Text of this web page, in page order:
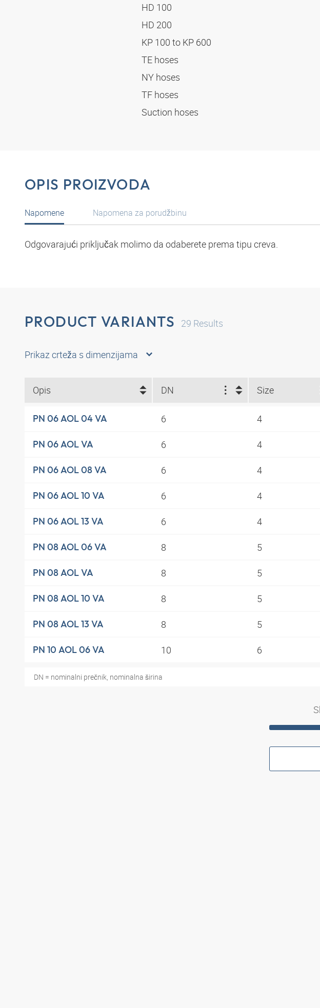
HD 100
HD 200
KP 100 to KP 600
TE hoses
NY hoses
TF hoses
Suction hoses
OPIS PROIZVODA
Napomene
Odgovarajući priključak molimo da odaberete prema tipu creva.
Napomena za porudžbinu
PRODUCT VARIANTS 29 Results
Prikaz crteža s dimenzijama
Opis DN Size
PN 06 AOL 04 VA 6 4
PN 06 AOL VA 6 4
PN 06 AOL 08 VA 6 4
PN 06 AOL 10 VA 6 4
PN 06 AOL 13 VA 6 4
PN 08 AOL 06 VA 8 5
PN 08 AOL VA 8 5
PN 08 AOL 10 VA 8 5
PN 08 AOL 13 VA 8 5
PN 10 AOL 06 VA 10 6
DN = nominalni prečnik, nominalna širina